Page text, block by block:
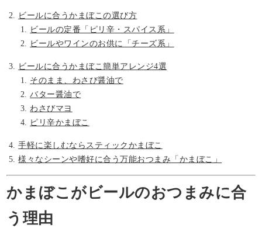
ビールに合うかまぼこの選び方
ビールの定番「ピリ辛・スパイス系」
ビールやワインのお供に「チーズ系」
ビールに合うかまぼこ簡単アレンジ4選
そのまま、わさび醤油で
バター醤油で
わさびマヨ
ピリ辛かまぼこ
手軽に楽しむならスティックかまぼこ
様々なシーンや嗜好に合う万能おつまみ「かまぼこ」
かまぼこがビールのおつまみに合
う理由